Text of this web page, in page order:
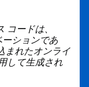
ードは、
ションであ
まれたオンライ
して生成され